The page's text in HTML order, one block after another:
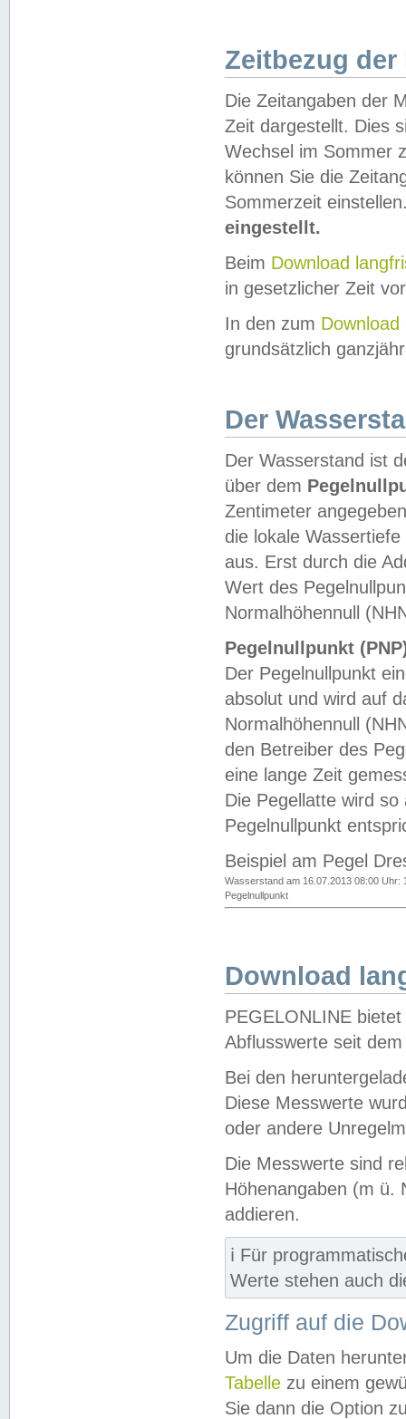
Zeitbezug der
Die Zeitangaben der
Zeit dargestellt. Dies
Wechsel im Sommer
können Sie die
Sommerzeit
eingestellt.
Beim Download
in gesetzlicher Zeit
In den zum Download
grundsätzlich
Der
Der Wasserstand ist
über dem
Zentimeter
die lokale
aus. Erst durch die
Wert des
Normalhöhennull
Pegelnullpunkt
Der Pegelnullpunkt
absolut und wird auf
Normalhöhennull
den Betreiber des
eine lange Zeit
Die Pegellatte wird
Pegelnullpunkt
Beispiel am Pegel
Wasserstand am 16.07.2013 08:00 Uhr:
Pegelnullpunkt
Download
PEGELONLINE
Abflusswerte seit
Bei den
Diese Messwerte
oder andere
Die Messwerte sind
Höhenangaben (m ü.
addieren.
ℹ️ Für
Werte stehen auch
Zugriff auf die
Um die Daten
Tabelle zu einem
Sie dann die Option